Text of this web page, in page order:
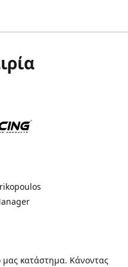
μας κατάστημα. Κάνοντας